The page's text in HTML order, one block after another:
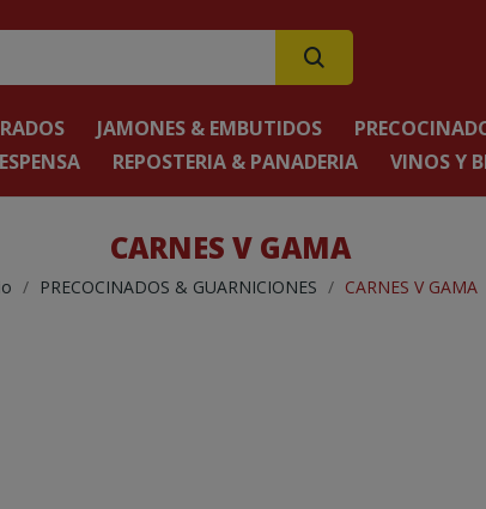
JAMONES & EMBUTIDOS
REPOSTERIA & PANADERIA VINOS Y
CARNES V GAMA
PRECOCINADOS & GUARNICIONES CARNES V GAMA